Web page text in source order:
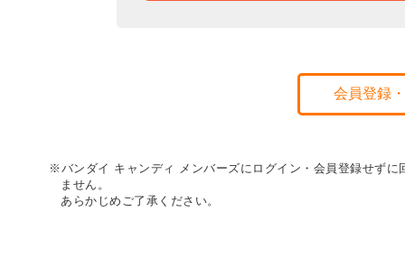
会員登録
※バンダイ キャンディ メンバーズにログイン・会員登録せず
ません。
あらかじめご了承ください。